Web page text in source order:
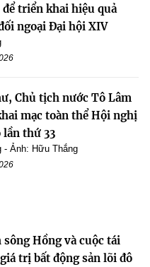
triển khai hiệu quả
ngoại Đại hội XIV
Chủ tịch nước Tô Lâm
mạc toàn thể Hội nghị
lần thứ 33
- Ảnh: Hữu Thắng
sông Hồng và cuộc tái
trị bất động sản lõi đô